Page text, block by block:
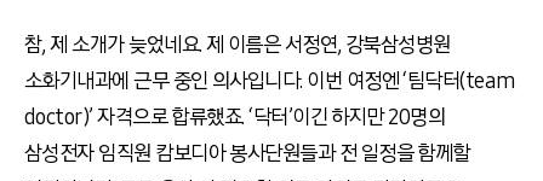
참, 제 소개가 늦었네요. 제 이름은 서정연, 강북삼성병원
소화기내과에 근무 중인 의사입니다. 이번 여정엔 ‘팀닥터(team
doctor)’ 자격으로 합류했죠. ‘닥터’이긴 하지만 20명의
삼성전자 임직원 캄보디아 봉사단원들과 전 일정을 함께할